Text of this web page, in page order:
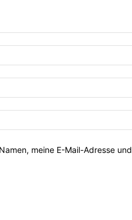
meine E-Mail-Adresse